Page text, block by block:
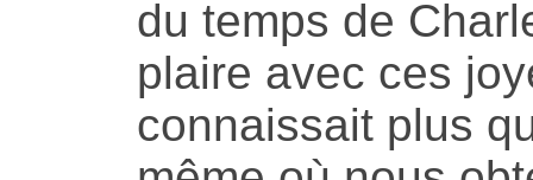
du temps de
plaire avec ces
connaissait plus